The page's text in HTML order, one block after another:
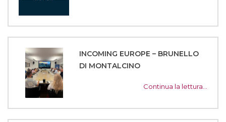
INCOMING EUROPE – BRUNELLO
DI MONTALCINO
Continua la lettura…